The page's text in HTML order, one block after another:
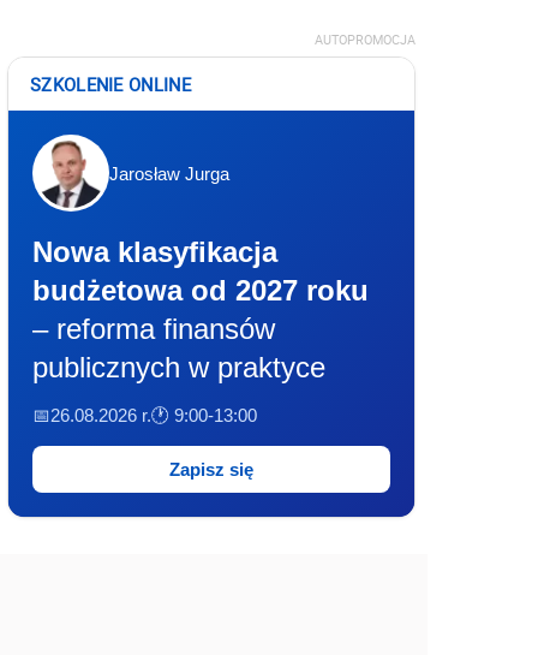
AUTOPROMOCJA
SZKOLENIE ONLINE
Jarosław Jurga
Nowa klasyfikacja
budżetowa od 2027 roku
– reforma finansów
publicznych w praktyce
📅26.08.2026 r.🕐 9:00-13:00
Zapisz się